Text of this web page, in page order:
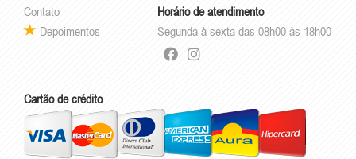
Contato
Depoimentos
Horário de atendimento
Segunda à sexta das 08h00 às 18h00
Cartão de crédito